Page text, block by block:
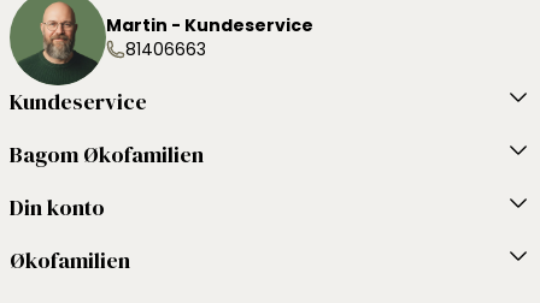
Martin - Kundeservice
81406663
Kundeservice
Bagom Økofamilien
Din konto
Økofamilien